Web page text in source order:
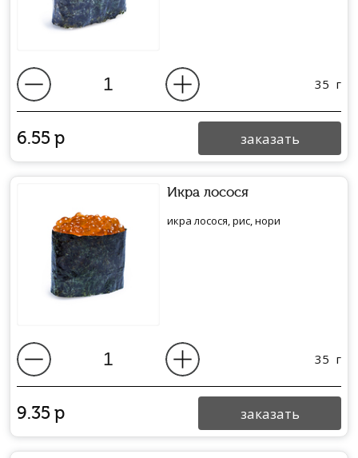
35 г
6.55р заказать
Икра лосося
икра лосося, рис, нори
35 г
9.35р заказать